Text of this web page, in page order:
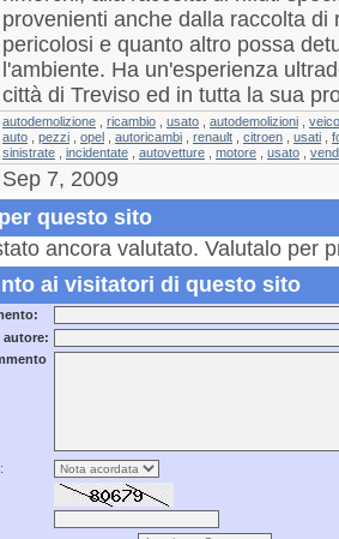
provenienti anche dalla raccolta di
pericolosi e quanto altro possa
l'ambiente. Ha un'esperienza
città di Treviso ed in tutta la sua
autodemolizione ricambio usato autodemolizioni
auto
pezzi opel autoricambi renault citroen usati
sinistrate
incidentate autovetture motore usato
Sep 7, 2009
questo sito
ancora valutato. Valutalo per
ai visitatori di questo sito
autore: